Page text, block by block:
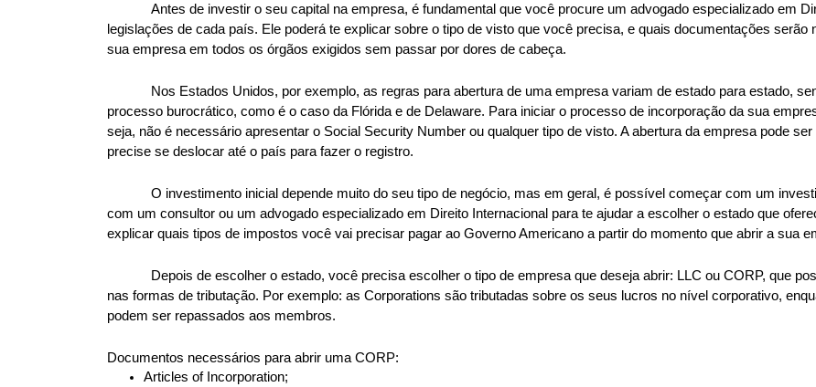
Antes de investir o seu capital na empresa, é fundamental que você procure um advogado especializado em
legislações de cada país. Ele poderá te explicar sobre o tipo de visto que você precisa, e quais documentações
sua empresa em todos os órgãos exigidos sem passar por dores de cabeça.
Nos Estados Unidos, por exemplo, as regras para abertura de uma empresa variam de estado para estado,
processo burocrático, como é o caso da Flórida e de Delaware. Para iniciar o processo de incorporação da sua
seja, não é necessário apresentar o Social Security Number ou qualquer tipo de visto. A abertura da empresa pode
precise se deslocar até o país para fazer o registro.
O investimento inicial depende muito do seu tipo de negócio, mas em geral, é possível começar com um
com um consultor ou um advogado especializado em Direito Internacional para te ajudar a escolher o estado que
explicar quais tipos de impostos você vai precisar pagar ao Governo Americano a partir do momento que abrir a sua
Depois de escolher o estado, você precisa escolher o tipo de empresa que deseja abrir: LLC ou CORP, que
nas formas de tributação. Por exemplo: as Corporations são tributadas sobre os seus lucros no nível corporativo,
podem ser repassados aos membros.
Documentos necessários para abrir uma CORP:
Articles of Incorporation;